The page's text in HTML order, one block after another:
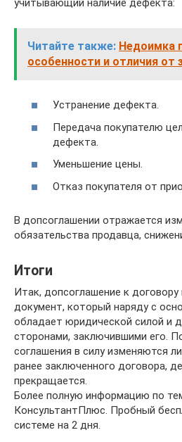
Читайте также: Недоимка
особенности и отличия от
Устранение дефекта.
Передача покупателю
дефекта.
Уменьшение цены.
Отказ покупателя от
В допсоглашении отражается
обязательства продавца,
Итоги
Итак, допсоглашение к
документ, который наряду с
обладает юридической силой и
сторонами, заключившими его.
соглашения в силу изменяются
ранее заключенного договора,
прекращается.
Более полную информацию по
КонсультантПлюс. Пробный
системе на 2 дня.